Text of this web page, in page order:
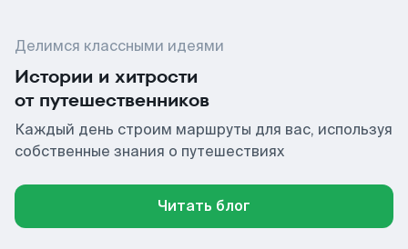
Делимся классными идеями
Истории и хитрости
от путешественников
Каждый день строим маршруты для вас, используя
собственные знания о путешествиях
Читать блог